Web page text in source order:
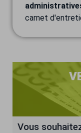
carnet
Vous